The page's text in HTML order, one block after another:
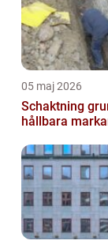
05 maj 2026
Schaktning grunden för
hållbara